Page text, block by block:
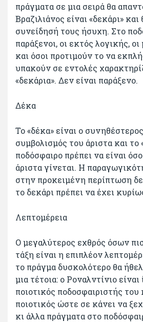
πράγματα σε μια σειρά θα
Βραζιλιάνος είναι «δεκάρι» και
συνείδησή τους ήσυχη. Στο
παράξενοι, οι εκτός λογικής,
και όσοι προτιμούν το να
υπακούν σε εντολές
«δεκάρια». Δεν είναι παράξενο.
Δέκα
Το «δέκα» είναι ο
συμβολισμός του άριστα και το
ποδόσφαιρο πρέπει να είναι
άριστα γίνεται. Η
στην προκειμένη περίπτωση
το δεκάρι πρέπει να έχει
Λεπτομέρεια
Ο μεγαλύτερος εχθρός όσων
τάξη είναι η επιπλέον
το πράγμα δυσκολότερο θα
μια τέτοια: ο Ροναλντίνιο
ποιοτικός ποδοσφαιριστής
ποιοτικός ώστε σε κάνει να
κι άλλα πράγματα στο